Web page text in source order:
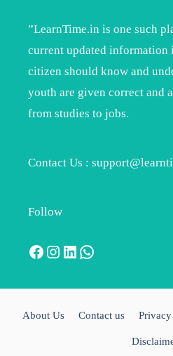
”LearnTime.in is one such
current updated information
citizen should know and
youth are given correct and
from studies to jobs.
Contact Us :
Follow
Facebook
Instagram
LinkedIn
WhatsApp
About Us Contact us